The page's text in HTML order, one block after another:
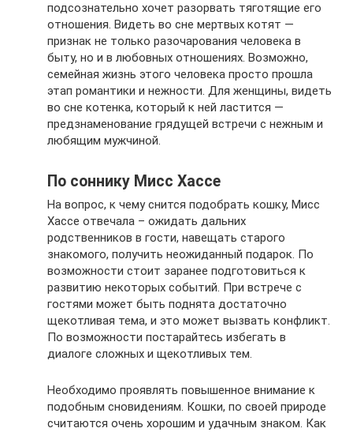
подсознательно хочет разорвать тяготящие его
отношения. Видеть во сне мертвых котят —
признак не только разочарования человека в
быту, но и в любовных отношениях. Возможно,
семейная жизнь этого человека просто прошла
этап романтики и нежности. Для женщины, видеть
во сне котенка, который к ней ластится —
предзнаменование грядущей встречи с нежным и
любящим мужчиной.
По соннику Мисс Хассе
На вопрос, к чему снится подобрать кошку, Мисс
Хассе отвечала – ожидать дальних
родственников в гости, навещать старого
знакомого, получить неожиданный подарок. По
возможности стоит заранее подготовиться к
развитию некоторых событий. При встрече с
гостями может быть поднята достаточно
щекотливая тема, и это может вызвать конфликт.
По возможности постарайтесь избегать в
диалоге сложных и щекотливых тем.
Необходимо проявлять повышенное внимание к
подобным сновидениям. Кошки, по своей природе
считаются очень хорошим и удачным знаком. Как